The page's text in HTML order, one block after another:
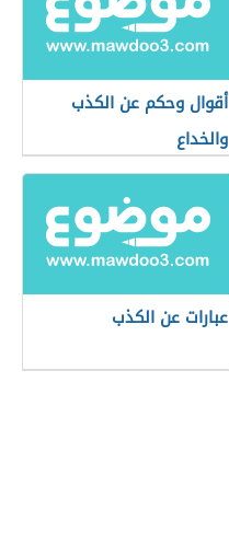
أقوال وحكم عن الكذب
والخداع
عبارات عن الكذب